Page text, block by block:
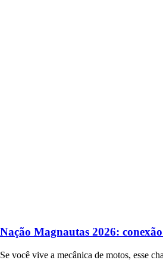
Nação Magnautas 2026:
Se você vive a mecânica de motos, esse